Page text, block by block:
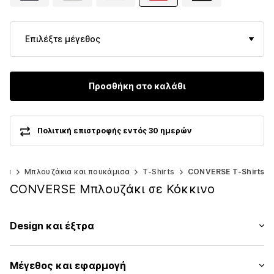
Επιλέξτε μέγεθος
Προσθήκη στο καλάθι
Πολιτική επιστροφής εντός 30 ημερών
Μπλουζάκια και πουκάμισα T-Shirts CONVERSE T-Shirts
CONVERSE Μπλουζάκι σε Κόκκινο
Design και έξτρα
Ζέρσεϊ
Μέγεθος και εφαρμογή